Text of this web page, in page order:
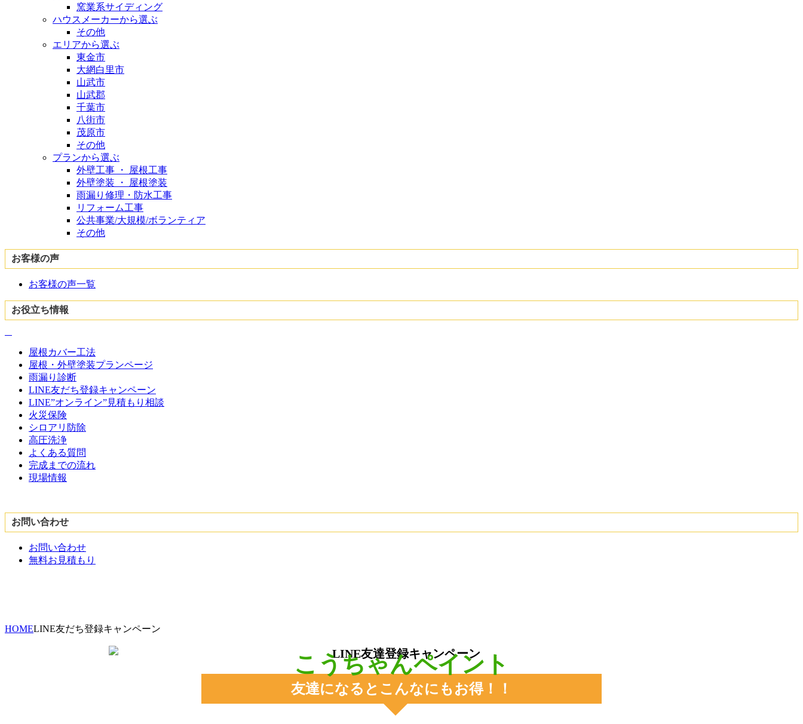
窯業系サイディング
ハウスメーカーから選ぶ
その他
エリアから選ぶ
東金市
大網白里市
山武市
山武郡
千葉市
八街市
茂原市
その他
プランから選ぶ
外壁工事 ・ 屋根工事
外壁塗装 ・ 屋根塗装
雨漏り修理・防水工事
リフォーム工事
公共事業/大規模/ボランティア
その他
お客様の声
お客様の声一覧
お役立ち情報
屋根カバー工法
屋根・外壁塗装プランページ
雨漏り診断
LINE友だち登録キャンペーン
LINE”オンライン”見積もり相談
火災保険
シロアリ防除
高圧洗浄
よくある質問
完成までの流れ
現場情報
お問い合わせ
お問い合わせ
無料お見積もり
HOMELINE友だち登録キャンペーン
こうちゃんペイント
友達になるとこんなにもお得！！